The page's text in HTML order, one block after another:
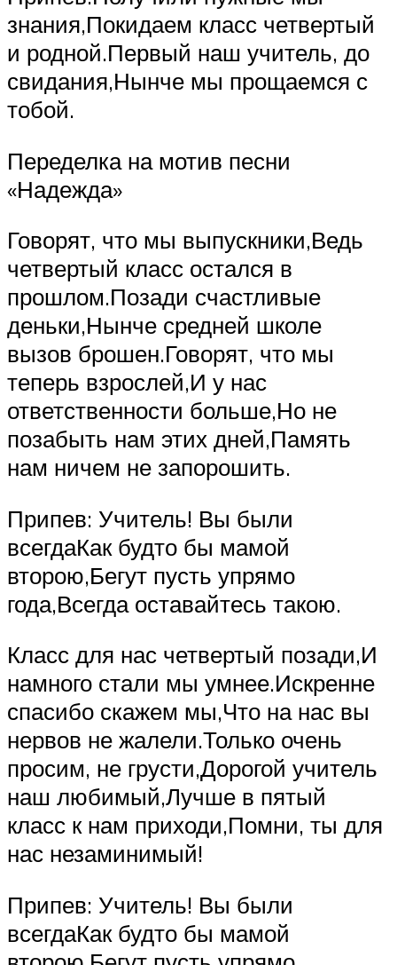
знания,Покидаем класс четвертый
и родной.Первый наш учитель, до
свидания,Нынче мы прощаемся с
тобой.
Переделка на мотив песни
«Надежда»
Говорят, что мы выпускники,Ведь
четвертый класс остался в
прошлом.Позади счастливые
деньки,Нынче средней школе
вызов брошен.Говорят, что мы
теперь взрослей,И у нас
ответственности больше,Но не
позабыть нам этих дней,Память
нам ничем не запорошить.
Припев: Учитель! Вы были
всегдаКак будто бы мамой
второю,Бегут пусть упрямо
года,Всегда оставайтесь такою.
Класс для нас четвертый позади,И
намного стали мы умнее.Искренне
спасибо скажем мы,Что на нас вы
нервов не жалели.Только очень
просим, не грусти,Дорогой учитель
наш любимый,Лучше в пятый
класс к нам приходи,Помни, ты для
нас незаминимый!
Припев: Учитель! Вы были
всегдаКак будто бы мамой